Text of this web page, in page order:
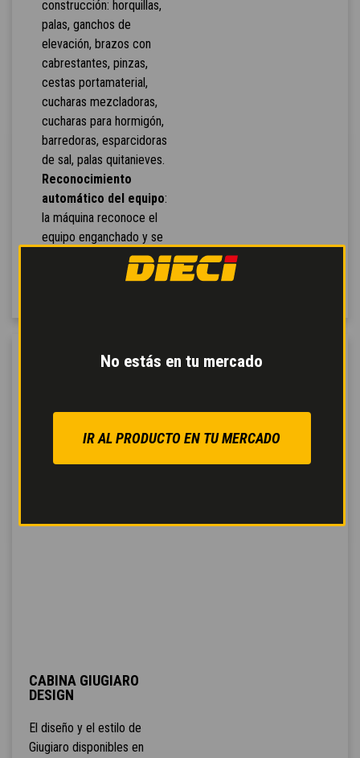
No estás en tu mercado
IR AL PRODUCTO EN TU MERCADO
construcción: horquillas,
palas, ganchos de
elevación, brazos con
cabrestantes, pinzas,
cestas portamaterial,
cucharas mezcladoras,
cucharas para hormigón,
barredoras, esparcidoras
de sal, palas quitanieves.
Reconocimiento
automático del equipo:
la máquina reconoce el
equipo enganchado y se
automáticamente.
CABINA GIUGIARO
DESIGN
El diseño y el estilo de
Giugiaro disponibles en